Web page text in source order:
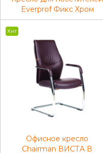
Everprof Фикс Хром
Экокожа Черный
Хит
Офисное кресло
Chairman ВИСТА В